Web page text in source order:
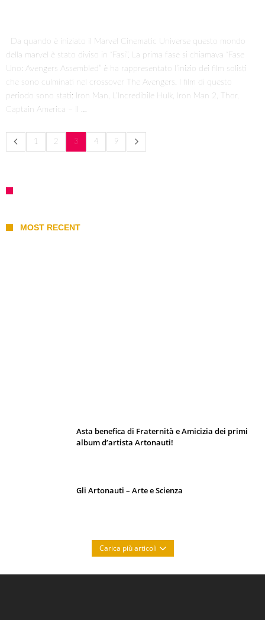
Da quando è iniziato il Marvel Cinematic Universe questo mondo
della marvel è stato diviso in “Fasi”. La prima fase si chiamava “Fase
Uno: Avengers Assembled” è ha rappresentato l’inizio dei film solisti
che sono culminati nel crossover The Avengers. I film di questo
periodo sono stati: Iron Man, L’Incredibile Hulk, Iron Man 2, Thor,
Captain America – Il …
1 2 3 4 9
MOST RECENT
Asta benefica di Fraternità e Amicizia dei primi
album d’artista Artonauti!
Gli Artonauti – Arte e Scienza
Carica più articoli